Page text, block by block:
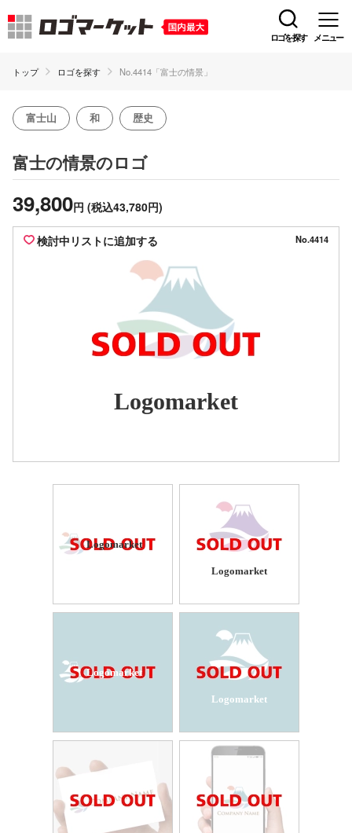
ロゴを探す メニュー
トップ ロゴを探す No.4414「富士の情景」
富士山 和 歴史
富士の情景のロゴ
39,800円 (税込43,780円)
検討中リストに追加する No.4414
Logomarket
Logomarket
Logomarket
Logomarket
Logomarket